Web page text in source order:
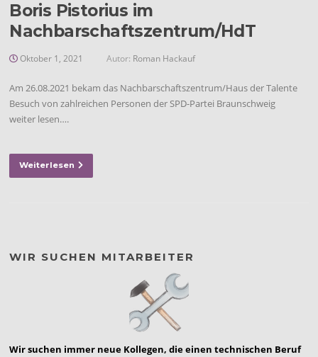
Boris Pistorius im
Nachbarschaftszentrum/HdT
Oktober 1, 2021 Autor: Roman Hackauf
Am 26.08.2021 bekam das Nachbarschaftszentrum/Haus der Talente
Besuch von zahlreichen Personen der SPD-Partei Braunschweig
weiter lesen….
Weiterlesen
WIR SUCHEN MITARBEITER
Wir suchen immer neue Kollegen, die einen technischen Beruf